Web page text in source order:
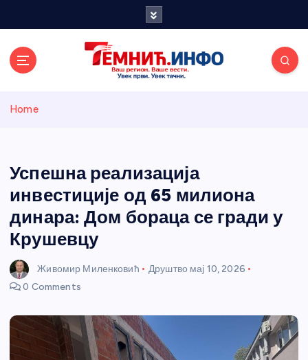
и портал
Home
Успешна реализација
инвестиције од 65 милиона
динара: Дом бораца се гради у
Крушевцу
Живомир Миленковић Друштво мај 10, 2026
0 Comments